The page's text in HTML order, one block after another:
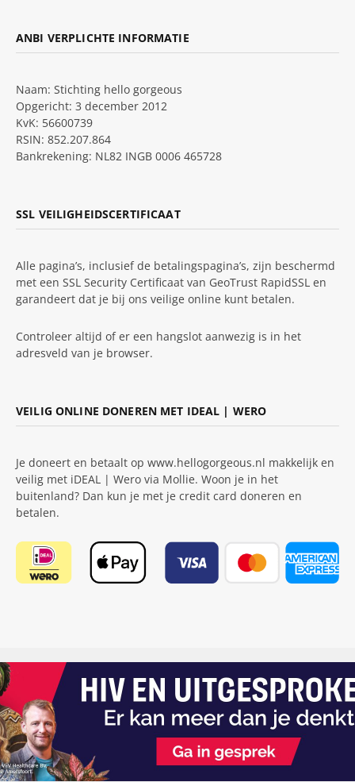
ANBI VERPLICHTE INFORMATIE
Naam: Stichting hello gorgeous
Opgericht: 3 december 2012
KvK: 56600739
RSIN: 852.207.864
Bankrekening: NL82 INGB 0006 465728
SSL VEILIGHEIDSCERTIFICAAT
Alle pagina’s, inclusief de betalingspagina’s, zijn beschermd
met een SSL Security Certificaat van GeoTrust RapidSSL en
garandeert dat je bij ons veilige online kunt betalen.
Controleer altijd of er een hangslot aanwezig is in het
adresveld van je browser.
VEILIG ONLINE DONEREN MET IDEAL | WERO
Je doneert en betaalt op www.hellogorgeous.nl makkelijk en
veilig met iDEAL | Wero via Mollie. Woon je in het
buitenland? Dan kun je met je credit card doneren en
betalen.